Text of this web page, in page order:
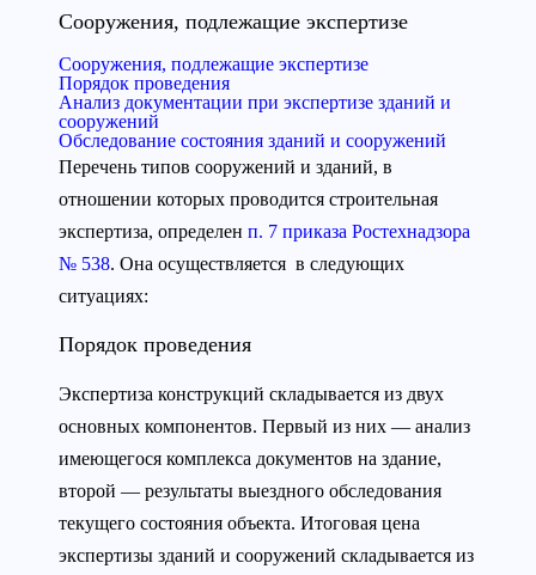
Сооружения, подлежащие экспертизе
Сооружения, подлежащие экспертизе
Порядок проведения
Анализ документации при экспертизе зданий и
сооружений
Обследование состояния зданий и сооружений
Перечень типов сооружений и зданий, в
отношении которых проводится строительная
экспертиза, определен п. 7 приказа Ростехнадзора
№ 538. Она осуществляется в следующих
ситуациях:
Порядок проведения
Экспертиза конструкций складывается из двух
основных компонентов. Первый из них — анализ
имеющегося комплекса документов на здание,
второй — результаты выездного обследования
текущего состояния объекта. Итоговая цена
экспертизы зданий и сооружений складывается из